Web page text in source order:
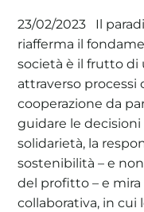
23/02/2023
Il
riafferma il
società è il frutto di
attraverso processi
cooperazione da
guidare le
solidarietà, la
sostenibilità – e
del profitto – e mira
collaborativa, in cui